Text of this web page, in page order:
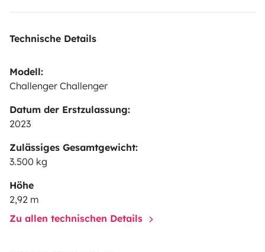
(15:00 pm, 15:30 pm, 16:00 pm, 16:30 pm, 17:00 pm) y
11:00 am, 11:30 am) del alquiler contratado. Cualquier
suplemento de 30 euros + IVA por cada hora de
exceso.
Technische Details
Modell:
Challenger Challenger
Datum der Erstzulassung:
2023
Zulässiges Gesamtgewicht:
3.500 kg
Höhe
2,92 m
Zu allen technischen Details